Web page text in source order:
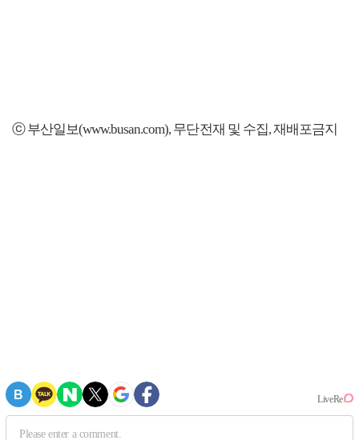
ⓒ 부산일보(www.busan.com), 무단전재 및 수집, 재배포금지